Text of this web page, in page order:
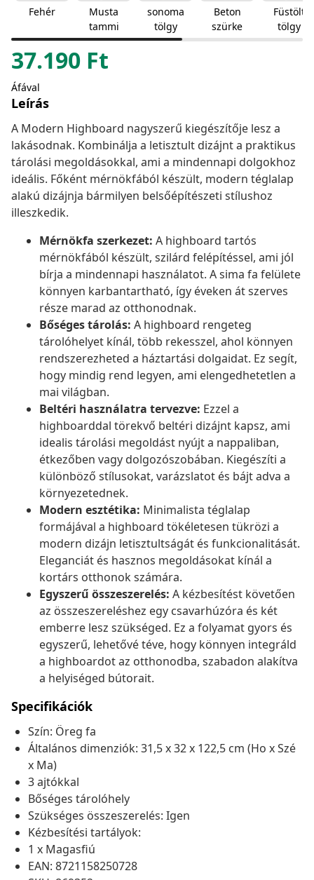
Fehér
Musta
tammi
sonoma
tölgy
Beton
szürke
Füstölt
tölgy
37.190 Ft
Áfával
Leírás
A Modern Highboard nagyszerű kiegészítője lesz a
lakásodnak. Kombinálja a letisztult dizájnt a praktikus
tárolási megoldásokkal, ami a mindennapi dolgokhoz
ideális. Főként mérnökfából készült, modern téglalap
alakú dizájnja bármilyen belsőépítészeti stílushoz
illeszkedik.
Mérnökfa szerkezet: A highboard tartós
mérnökfából készült, szilárd felépítéssel, ami jól
bírja a mindennapi használatot. A sima fa felülete
könnyen karbantartható, így éveken át szerves
része marad az otthonodnak.
Bőséges tárolás: A highboard rengeteg
tárolóhelyet kínál, több rekesszel, ahol könnyen
rendszerezheted a háztartási dolgaidat. Ez segít,
hogy mindig rend legyen, ami elengedhetetlen a
mai világban.
Beltéri használatra tervezve: Ezzel a
highboarddal törekvő beltéri dizájnt kapsz, ami
idealis tárolási megoldást nyújt a nappaliban,
étkezőben vagy dolgozószobában. Kiegészíti a
különböző stílusokat, varázslatot és bájt adva a
környezetednek.
Modern esztétika: Minimalista téglalap
formájával a highboard tökéletesen tükrözi a
modern dizájn letisztultságát és funkcionalitását.
Eleganciát és hasznos megoldásokat kínál a
kortárs otthonok számára.
Egyszerű összeszerelés: A kézbesítést követően
az összeszereléshez egy csavarhúzóra és két
emberre lesz szükséged. Ez a folyamat gyors és
egyszerű, lehetővé téve, hogy könnyen integráld
a highboardot az otthonodba, szabadon alakítva
a helyiséged bútorait.
Specifikációk
Szín: Öreg fa
Általános dimenziók: 31,5 x 32 x 122,5 cm (Ho x Szé
x Ma)
3 ajtókkal
Bőséges tárolóhely
Szükséges összeszerelés: Igen
Kézbesítési tartályok:
1 x Magasfiú
EAN: 8721158250728